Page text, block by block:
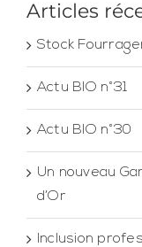
Articles
Stock
Actu BIO n°31
Actu BIO n°30
Un nouveau
d’Or
Inclusion